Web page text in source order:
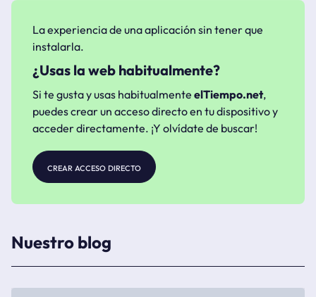
La experiencia de una aplicación sin tener que
instalarla.
¿Usas la web habitualmente?
Si te gusta y usas habitualmente elTiempo.net,
puedes crear un acceso directo en tu dispositivo y
acceder directamente. ¡Y olvídate de buscar!
crear acceso directo
Nuestro blog